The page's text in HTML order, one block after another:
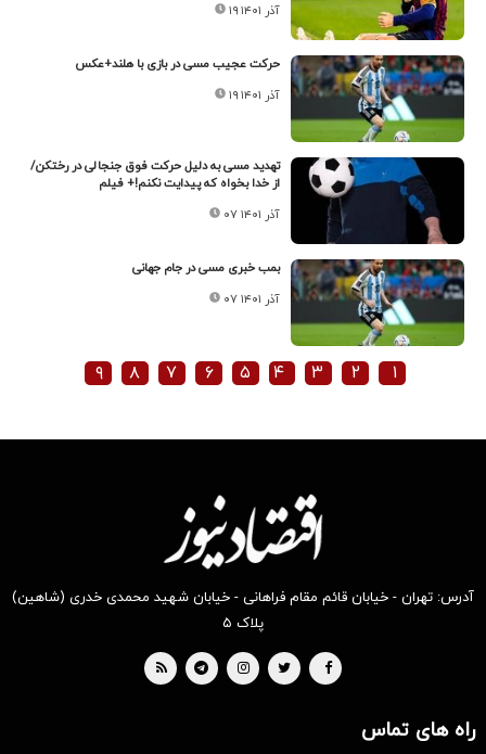
۱۹ آذر ۱۴۰۱
حرکت عجیب مسی در بازی با هلند+عکس
۱۹ آذر ۱۴۰۱
تهدید مسی به دلیل حرکت فوق جنجالی در رختکن/
از خدا بخواه که پیدایت نکنم!+ فیلم
۰۷ آذر ۱۴۰۱
بمب خبری مسی در جام جهانی
۰۷ آذر ۱۴۰۱
۱ ۲ ۳ ۴ ۵ ۶ ۷ ۸ ۹
آدرس: تهران - خیابان قائم مقام فراهانی - خیابان شهید محمدی خدری (شاهین)
پلاک ۵
راه های تماس